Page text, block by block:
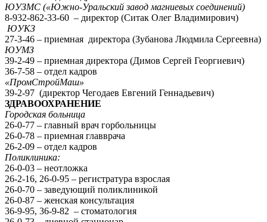
ЮУЗМС («Южно-Уральский завод магниевых соединений)
8-932-862-33-60 – директор (Ситак Олег Владимирович)
ЮУКЗ
27-3-46 – приемная директора (Зубанова Людмила Сергеевна)
ЮУМЗ
39-2-49 – приемная директора (Димов Сергей Георгиевич)
36-7-58 – отдел кадров
«ПромСтройМаш»
39-2-97 (директор Чегодаев Евгений Геннадьевич)
ЗДРАВООХРАНЕНИЕ
Городская больница
26-0-77 – главный врач горбольницы
26-0-78 – приемная главврача
26-2-09 – отдел кадров
Поликлиника:
26-0-03 – неотложка
26-2-16, 26-0-95 – регистратура взрослая
26-0-70 – заведующий поликлиникой
26-0-87 – женская консультация
36-9-95, 36-9-82 – стоматология